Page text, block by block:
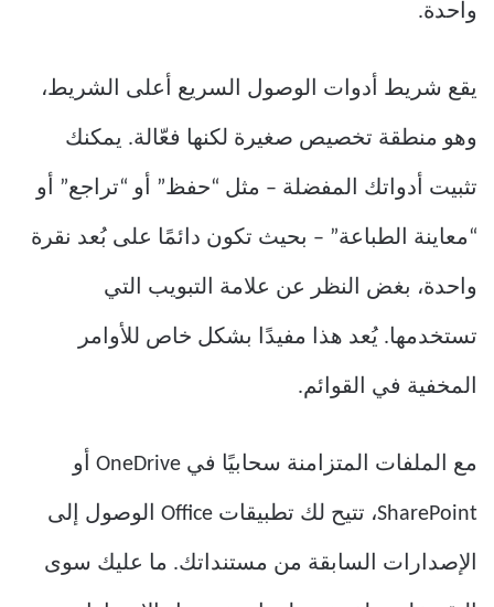
واحدة.
يقع شريط أدوات الوصول السريع أعلى الشريط،
وهو منطقة تخصيص صغيرة لكنها فعّالة. يمكنك
تثبيت أدواتك المفضلة – مثل “حفظ” أو “تراجع” أو
“معاينة الطباعة” – بحيث تكون دائمًا على بُعد نقرة
واحدة، بغض النظر عن علامة التبويب التي
تستخدمها. يُعد هذا مفيدًا بشكل خاص للأوامر
المخفية في القوائم.
مع الملفات المتزامنة سحابيًا في OneDrive أو
SharePoint، تتيح لك تطبيقات Office الوصول إلى
الإصدارات السابقة من مستنداتك. ما عليك سوى